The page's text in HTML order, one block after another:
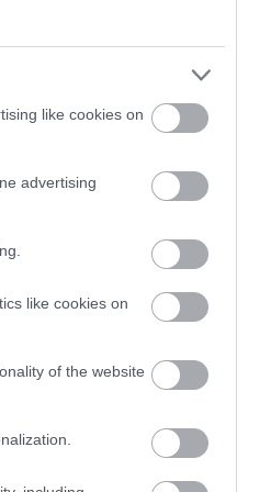
like cookies on
advertising
like cookies on
of the website
πιο ξεχωριστές
χάος σε κάθε γωνιά της
κουκλίστικη πόλη.
πρωτεύουσα: Έχει την
Εννοούμε χιλιάδες
του κέντρου όλη μέρα, κάθε
και επισκεπτών, οι
ρομαντζάρουν,
για… αγοραφοβικούς.
από πελάτες, αλλά και από